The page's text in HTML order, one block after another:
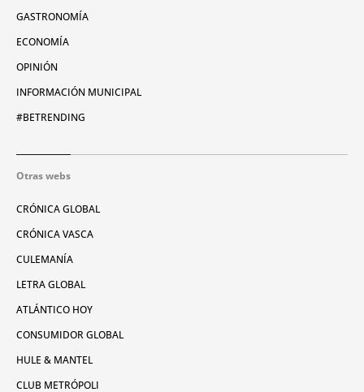
GASTRONOMÍA
ECONOMÍA
OPINIÓN
INFORMACIÓN MUNICIPAL
#BETRENDING
Otras webs
CRÓNICA GLOBAL
CRÓNICA VASCA
CULEMANÍA
LETRA GLOBAL
ATLÁNTICO HOY
CONSUMIDOR GLOBAL
HULE & MANTEL
CLUB METRÓPOLI